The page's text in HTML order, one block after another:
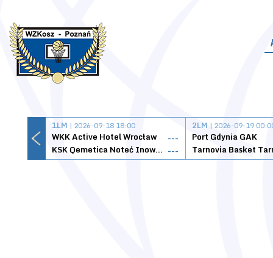
1LM | 2026-09-18 18:00
WKK Active Hotel Wrocław
---
KSK Qemetica Noteć Inowrocław ---
2LM | 2026-09-19
Port Gdynia GAK